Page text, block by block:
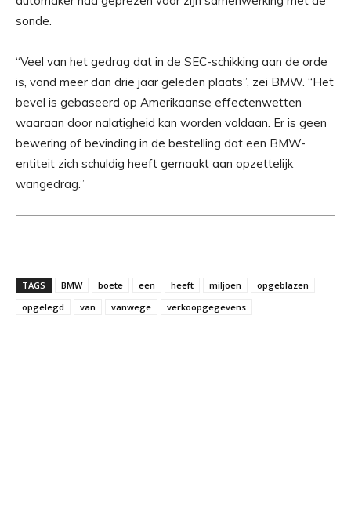
sonde.
“Veel van het gedrag dat in de SEC-schikking aan de orde
is, vond meer dan drie jaar geleden plaats”, zei BMW. “Het
bevel is gebaseerd op Amerikaanse effectenwetten
waaraan door nalatigheid kan worden voldaan. Er is geen
bewering of bevinding in de bestelling dat een BMW-
entiteit zich schuldig heeft gemaakt aan opzettelijk
wangedrag.”
TAGS BMW boete een heeft miljoen
opgeblazen
opgelegd
van vanwege verkoopgegevens